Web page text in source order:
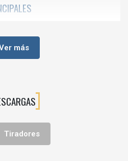
de armarios, muebles de cocina o
BELLA
más
Tiradores